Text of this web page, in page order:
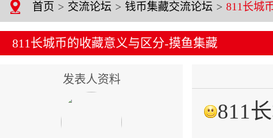
首页 > 交流论坛 > 钱币集藏交流论坛 >
811长城币的收藏意义与区分-摸鱼集藏
发表人资料
811